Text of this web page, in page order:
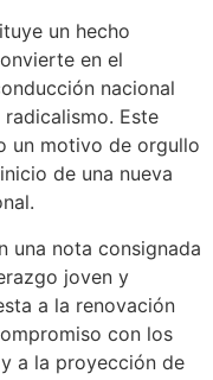
un hecho
en el
nacional
Este
un motivo de orgullo
de una nueva
una nota consignada
joven y
a la renovación
con los
a la proyección de